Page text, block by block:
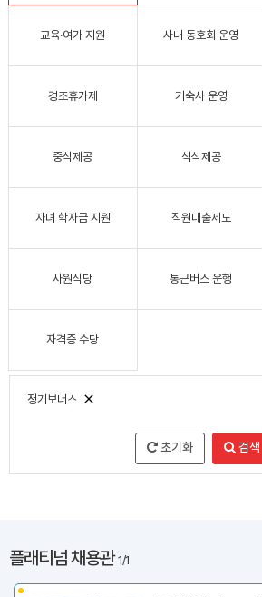
교육·여가 지원 사내 동호회 운영
경조휴가제 기숙사 운영
중식제공 석식제공
자녀 학자금 지원 직원대출제도
사원식당 통근버스 운행
자격증 수당
정기보너스
초기화 검색
플래티넘 채용관1/1